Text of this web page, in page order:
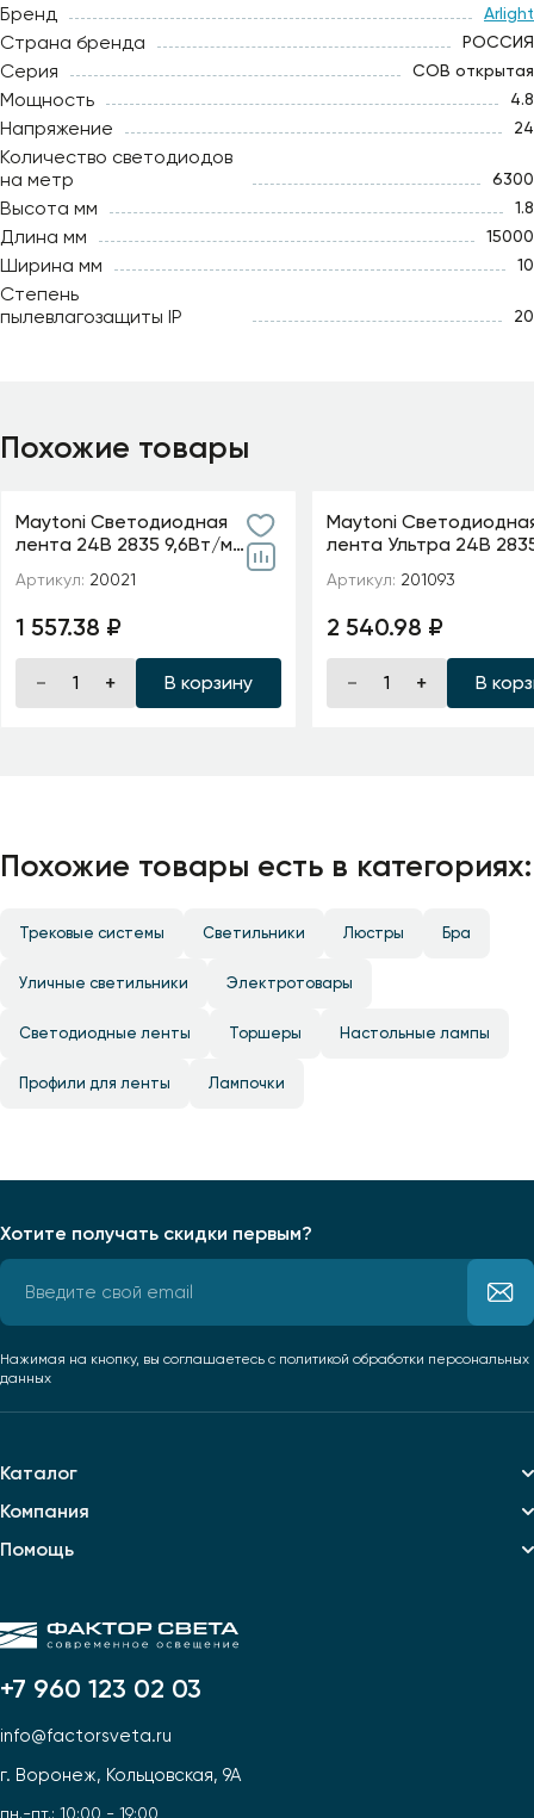
Бренд Arlight
Страна бренда РОССИЯ
Серия COB открытая
Мощность 4.8
Напряжение 24
Количество светодиодов
на метр
6300
Высота мм 1.8
Длина мм 15000
Ширина мм 10
Степень
пылевлагозащиты IP
20
Похожие товары
Maytoni Светодиодная
лента 24В 2835 9,6Вт/м
Артикул: 20021
1 557.38 ₽
В корзину
Maytoni
лента Ультра 24В
Артикул: 201093
2 540.98 ₽
В
Похожие товары есть в категориях:
Трековые системы Светильники Люстры Бра
Уличные светильники Электротовары
Светодиодные ленты Торшеры Настольные лампы
Профили для ленты Лампочки
+7 960 123 02 03
info@factorsveta.ru
г. Воронеж, Кольцовская, 9А
пн.-пт.: 10:00 - 19:00,
Каталог
Компания
Помощь
Хотите получать скидки первым?
Нажимая на кнопку, вы соглашаетесь с политикой обработки персональных
данных